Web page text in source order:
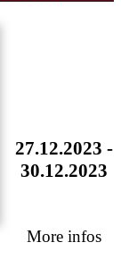
27.12.2023 -
30.12.2023
More infos